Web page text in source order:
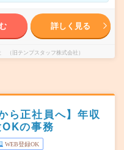
詳しく見る
（旧テンプスタッフ株式会社）
ら正社員へ】年収
の事務
WEB登録OK